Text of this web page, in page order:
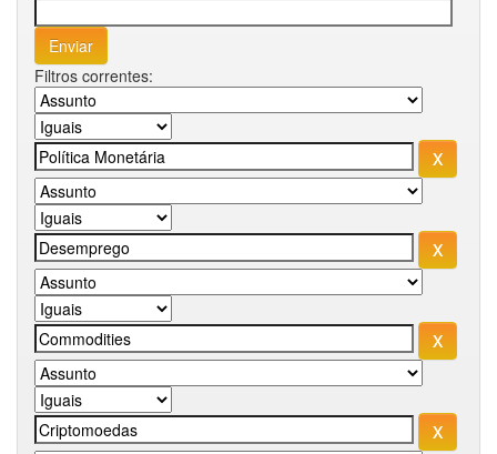
Filtros correntes: